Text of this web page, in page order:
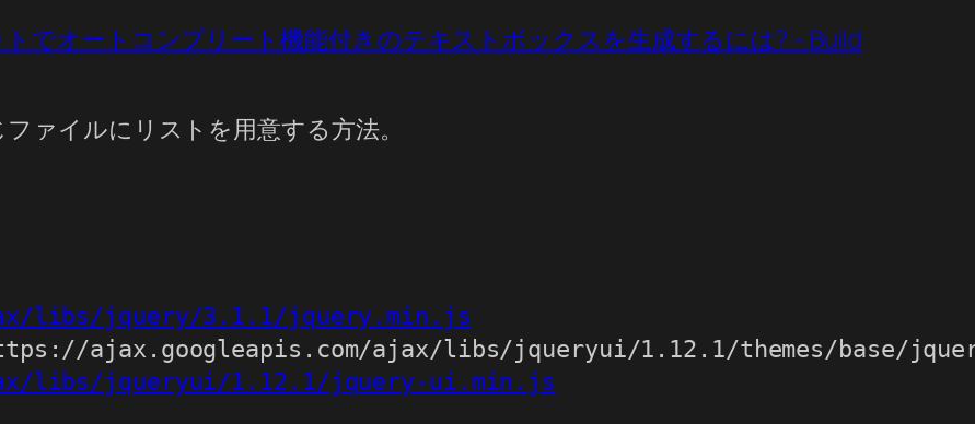
でオートコンプリート機能付きのテキストボックスを生成するには? – Build
ァイルにリストを用意する方法。
libs/jquery/3.1.1/jquery.min.js
libs/jqueryui/1.12.1/jquery-ui.min.js